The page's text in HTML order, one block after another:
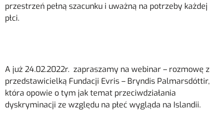
przestrzeń pełną szacunku i uważną na potrzeby każdej
płci.
A już 24.02.2022r. zapraszamy na webinar – rozmowę z
przedstawicielką Fundacji Evris – Bryndis Palmarsdóttir,
która opowie o tym jak temat przeciwdziałania
dyskryminacji ze względu na płeć wygląda na Islandii.